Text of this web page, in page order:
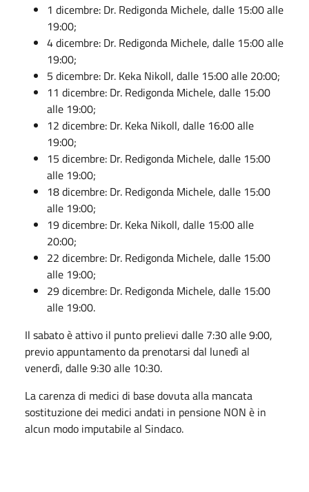
1 dicembre: Dr. Redigonda Michele, dalle 15:00 alle
19:00;
4 dicembre: Dr. Redigonda Michele, dalle 15:00 alle
19:00;
5 dicembre: Dr. Keka Nikoll, dalle 15:00 alle 20:00;
11 dicembre: Dr. Redigonda Michele, dalle 15:00
alle 19:00;
12 dicembre: Dr. Keka Nikoll, dalle 16:00 alle
19:00;
15 dicembre: Dr. Redigonda Michele, dalle 15:00
alle 19:00;
18 dicembre: Dr. Redigonda Michele, dalle 15:00
alle 19:00;
19 dicembre: Dr. Keka Nikoll, dalle 15:00 alle
20:00;
22 dicembre: Dr. Redigonda Michele, dalle 15:00
alle 19:00;
29 dicembre: Dr. Redigonda Michele, dalle 15:00
alle 19:00.
Il sabato è attivo il punto prelievi dalle 7:30 alle 9:00,
previo appuntamento da prenotarsi dal lunedì al
venerdì, dalle 9:30 alle 10:30.
La carenza di medici di base dovuta alla mancata
sostituzione dei medici andati in pensione NON è in
alcun modo imputabile al Sindaco.